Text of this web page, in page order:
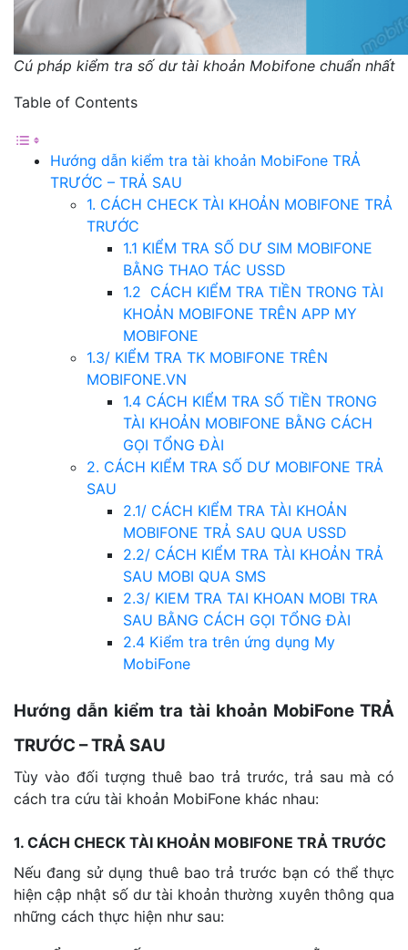
Cú pháp kiểm tra số dư tài khoản Mobifone chuẩn nhất
Table of Contents
Hướng dẫn kiểm tra tài khoản MobiFone TRẢ
TRƯỚC – TRẢ SAU
1. CÁCH CHECK TÀI KHOẢN MOBIFONE TRẢ
TRƯỚC
1.1 KIỂM TRA SỐ DƯ SIM MOBIFONE
BẰNG THAO TÁC USSD
1.2 CÁCH KIỂM TRA TIỀN TRONG TÀI
KHOẢN MOBIFONE TRÊN APP MY
MOBIFONE
1.3/ KIỂM TRA TK MOBIFONE TRÊN
MOBIFONE.VN
1.4 CÁCH KIỂM TRA SỐ TIỀN TRONG
TÀI KHOẢN MOBIFONE BẰNG CÁCH
GỌI TỔNG ĐÀI
2. CÁCH KIỂM TRA SỐ DƯ MOBIFONE TRẢ
SAU
2.1/ CÁCH KIỂM TRA TÀI KHOẢN
MOBIFONE TRẢ SAU QUA USSD
2.2/ CÁCH KIỂM TRA TÀI KHOẢN TRẢ
SAU MOBI QUA SMS
2.3/ KIEM TRA TAI KHOAN MOBI TRA
SAU BẰNG CÁCH GỌI TỔNG ĐÀI
2.4 Kiểm tra trên ứng dụng My
MobiFone
Hướng dẫn kiểm tra tài khoản MobiFone TRẢ
TRƯỚC – TRẢ SAU
Tùy vào đối tượng thuê bao trả trước, trả sau mà có
cách tra cứu tài khoản MobiFone khác nhau:
1. CÁCH CHECK TÀI KHOẢN MOBIFONE TRẢ TRƯỚC
Nếu đang sử dụng thuê bao trả trước bạn có thể thực
hiện cập nhật số dư tài khoản thường xuyên thông qua
những cách thực hiện như sau: